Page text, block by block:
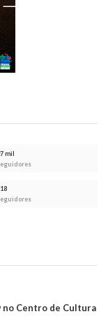
mil
no Centro de Cultura